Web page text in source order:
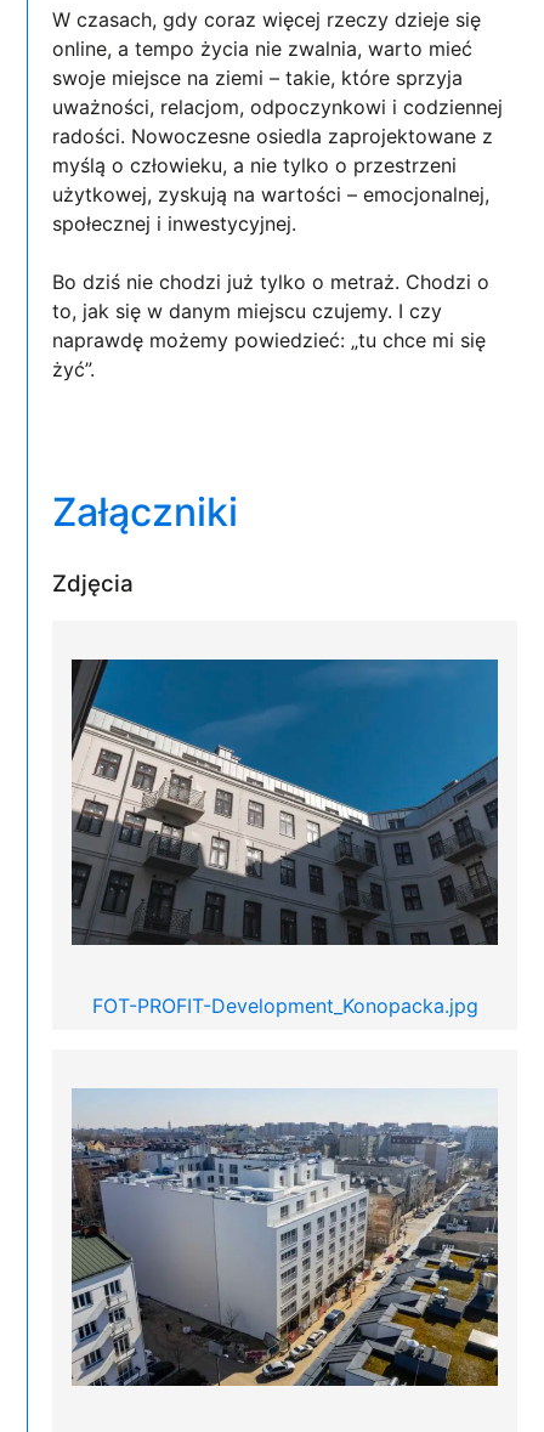
W czasach, gdy coraz więcej rzeczy dzieje się
online, a tempo życia nie zwalnia, warto mieć
swoje miejsce na ziemi – takie, które sprzyja
uważności, relacjom, odpoczynkowi i codziennej
radości. Nowoczesne osiedla zaprojektowane z
myślą o człowieku, a nie tylko o przestrzeni
użytkowej, zyskują na wartości – emocjonalnej,
społecznej i inwestycyjnej.
Bo dziś nie chodzi już tylko o metraż. Chodzi o
to, jak się w danym miejscu czujemy. I czy
naprawdę możemy powiedzieć: „tu chce mi się
żyć”.
Załączniki
Zdjęcia
FOT-PROFIT-Development_Konopacka.jpg